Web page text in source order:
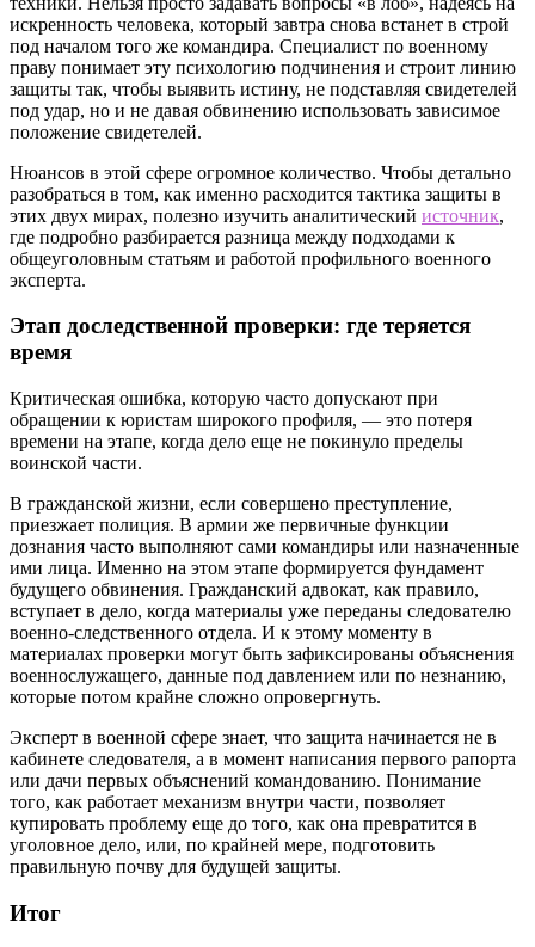
искренность человека, который завтра снова встанет в строй
под началом того же командира. Специалист по военному
праву понимает эту психологию подчинения и строит линию
защиты так, чтобы выявить истину, не подставляя свидетелей
под удар, но и не давая обвинению использовать зависимое
положение свидетелей.
Нюансов в этой сфере огромное количество. Чтобы детально
разобраться в том, как именно расходится тактика защиты в
этих двух мирах, полезно изучить аналитический источник,
где подробно разбирается разница между подходами к
общеуголовным статьям и работой профильного военного
эксперта.
Этап доследственной проверки: где теряется
время
Критическая ошибка, которую часто допускают при
обращении к юристам широкого профиля, — это потеря
времени на этапе, когда дело еще не покинуло пределы
воинской части.
В гражданской жизни, если совершено преступление,
приезжает полиция. В армии же первичные функции
дознания часто выполняют сами командиры или назначенные
ими лица. Именно на этом этапе формируется фундамент
будущего обвинения. Гражданский адвокат, как правило,
вступает в дело, когда материалы уже переданы следователю
военно-следственного отдела. И к этому моменту в
материалах проверки могут быть зафиксированы объяснения
военнослужащего, данные под давлением или по незнанию,
которые потом крайне сложно опровергнуть.
Эксперт в военной сфере знает, что защита начинается не в
кабинете следователя, а в момент написания первого рапорта
или дачи первых объяснений командованию. Понимание
того, как работает механизм внутри части, позволяет
купировать проблему еще до того, как она превратится в
уголовное дело, или, по крайней мере, подготовить
правильную почву для будущей защиты.
Итог